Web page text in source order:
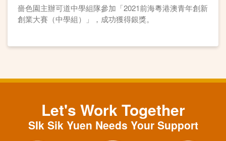
嗇色園主辦可道中學組隊參加「2021前海粵港澳青年創新
創業大賽（中學組）」，成功獲得銀獎。
Let's Work Together
SIk Sik Yuen Needs Your Support